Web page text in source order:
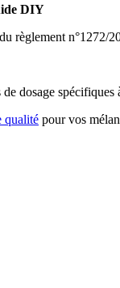
DIY
règlement n°1272/
dosage
qualité pour vos